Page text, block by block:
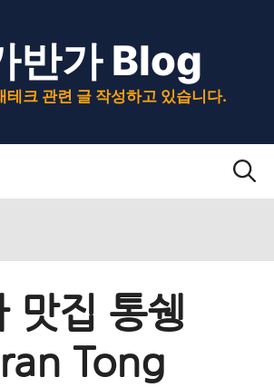
반가 Blog
테크 관련 글 작성하고 있습니다.
맛집 통쉥
Tong